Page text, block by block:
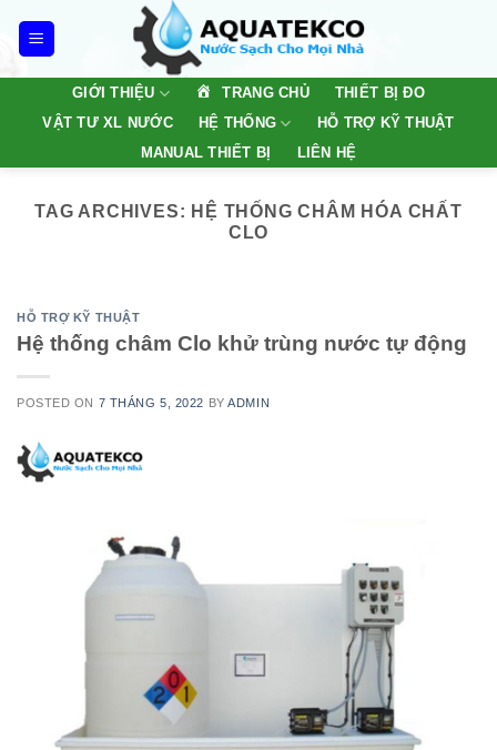
GIỚI THIỆU TRANG CHỦ
THIẾT BỊ ĐO
VẬT TƯ XL NƯỚC
HỆ THỐNG
HỖ TRỢ KỸ THUẬT
MANUAL THIẾT BỊ
LIÊN HỆ
TAG ARCHIVES: HỆ THỐNG CHÂM HÓA CHẤT
CLO
HỖ TRỢ KỸ THUẬT
Hệ thống châm Clo khử trùng nước tự động
POSTED ON 7 THÁNG 5, 2022 BYADMIN